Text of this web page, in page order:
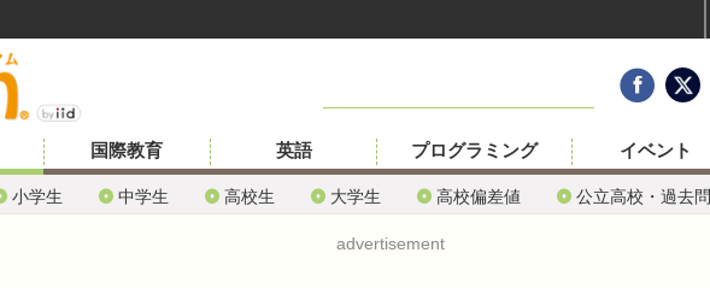
小学生 中学生 高校生 大学生 高校偏差値 公立高校・過去問
国際教育 英語 プログラミング イベント
advertisement